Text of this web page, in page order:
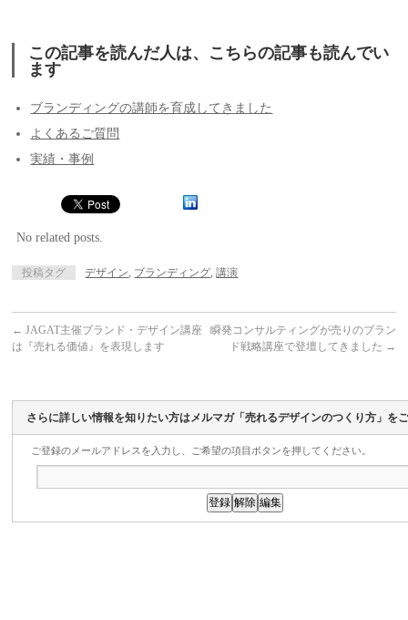
この記事を読んだ人は、こちらの記事も読んでい
ます
ブランディングの講師を育成してきました
よくあるご質問
実績・事例
No related posts.
投稿タグ デザイン, ブランディング,講演
← JAGAT主催ブランド・デザイン講座
は『売れる価値』を表現します
瞬発コンサルティングが売りのブラン
ド戦略講座で登壇してきました →
さらに詳しい情報を知りたい方はメルマガ「売れるデザインのつくり方」を
ご登録のメールアドレスを入力し、ご希望の項目ボタンを押してください。